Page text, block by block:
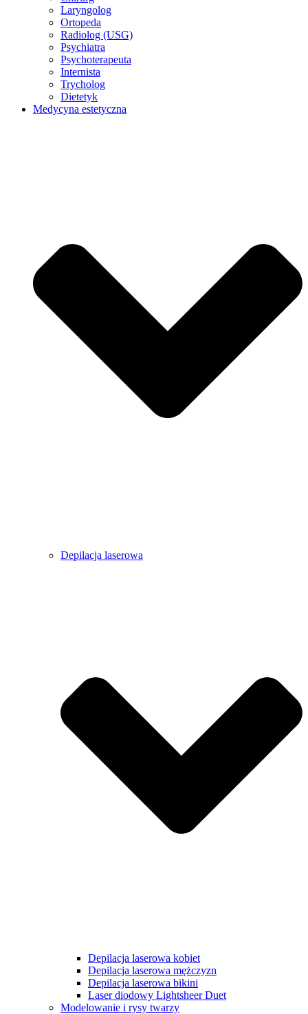
Laryngolog
Ortopeda
Radiolog (USG)
Psychiatra
Psychoterapeuta
Internista
Trycholog
Dietetyk
Medycyna estetyczna
Depilacja laserowa
Depilacja laserowa kobiet
Depilacja laserowa mężczyzn
Depilacja laserowa bikini
Laser diodowy Lightsheer Duet
Modelowanie i rysy twarzy